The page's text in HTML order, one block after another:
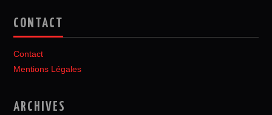
CONTACT
Contact
Mentions Légales
ARCHIVES